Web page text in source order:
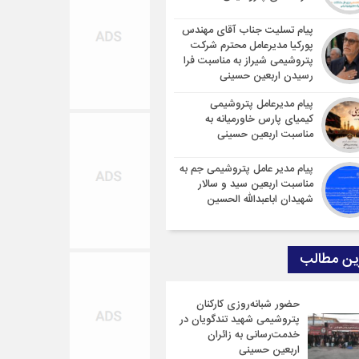
پیام تسلیت جناب آقای مهندس
پوركیا مدیرعامل محترم شركت
پتروشیمی شیراز به مناسبت فرا
رسیدن اربعین حسینی
پیام مدیرعامل پتروشیمی
کیمیای پارس خاورمیانه به
مناسبت اربعین حسینی
پیام مدیر عامل پتروشیمی جم به
مناسبت اربعین سید و سالار
شهیدان اباعبدالله الحسین
مطالب
حضور شبانه‌روزی کارکنان
پتروشیمی شهید تندگویان در
خدمت‌رسانی به زائران
اربعین حسینی